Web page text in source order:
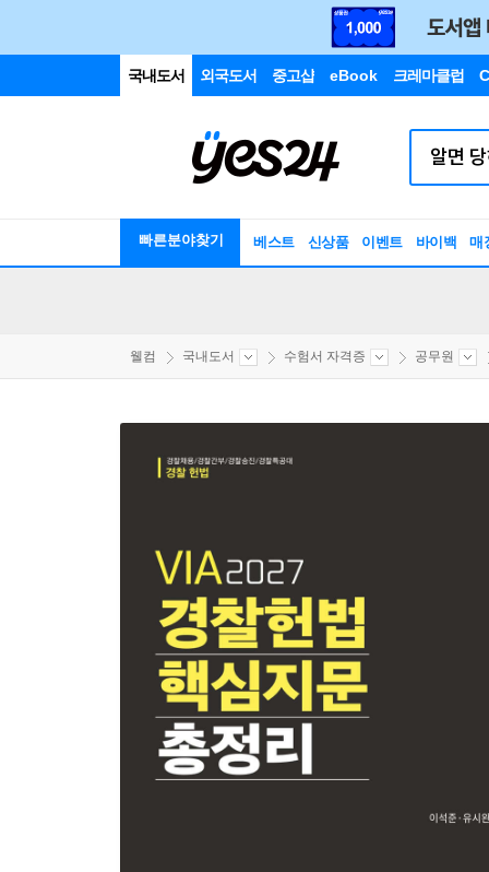
국내도서 외국도서 중고샵 eBook 크레마클럽
빠른분야찾기 베스트 신상품 이벤트 바이백 매
웰컴 국내도서 수험서 자격증 공무원